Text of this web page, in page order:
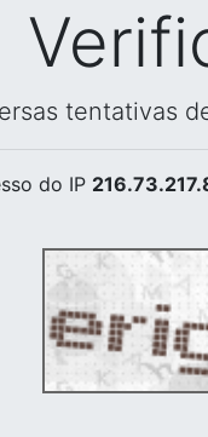
tentativas
do IP